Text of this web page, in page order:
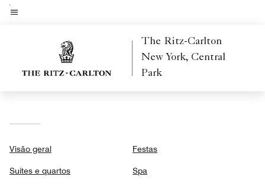
Skip
The Ritz-Carlton
New York, Central
Park
Visão geral
Suítes e quartos
Festas
Spa